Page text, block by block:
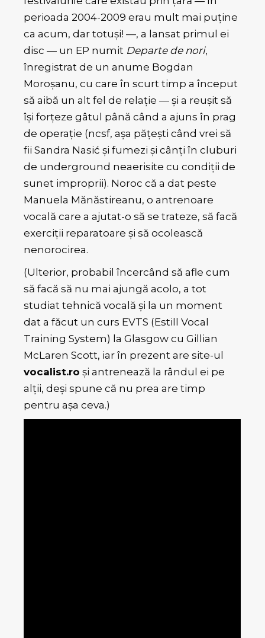
perioada 2004-2009 erau mult mai puține
ca acum, dar totuși! —, a lansat primul ei
disc — un EP numit Departe de nori,
înregistrat de un anume Bogdan
Moroșanu, cu care în scurt timp a început
să aibă un alt fel de relație — și a reușit să
își forțeze gâtul până când a ajuns în prag
de operație (ncsf, așa pățești când vrei să
fii Sandra Nasić și fumezi și cânți în cluburi
de underground neaerisite cu condiții de
sunet improprii). Noroc că a dat peste
Manuela Mănăstireanu, o antrenoare
vocală care a ajutat-o să se trateze, să facă
exerciții reparatoare și să ocolească
nenorocirea.
(Ulterior, probabil încercând să afle cum
să facă să nu mai ajungă acolo, a tot
studiat tehnică vocală și la un moment
dat a făcut un curs EVTS (Estill Vocal
Training System) la Glasgow cu Gillian
McLaren Scott, iar în prezent are site-ul
vocalist.ro și antrenează la rândul ei pe
alții, deși spune că nu prea are timp
pentru așa ceva.)